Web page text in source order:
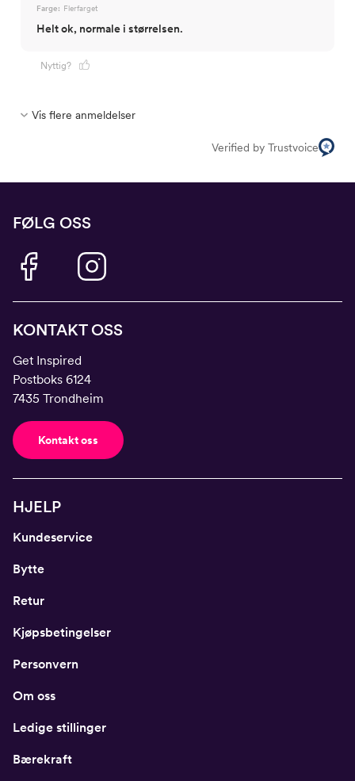
Farge: Flerfarget
Helt ok, normale i størrelsen.
Nyttig?
Vis flere anmeldelser
Verified by Trustvoice
FØLG OSS
KONTAKT OSS
Get Inspired
Postboks 6124
7435 Trondheim
Kontakt oss
HJELP
Kundeservice
Bytte
Retur
Kjøpsbetingelser
Personvern
Om oss
Ledige stillinger
Bærekraft